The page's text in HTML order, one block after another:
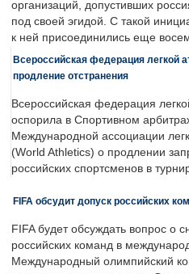
организаций, допустивших
под своей эгидой. С такой
к ней присоединились еще
Всероссийская федерация легкой
продление отстранения
Всероссийская федерация
оспорила в Спортивном
Международной ассоциации
(World Athletics) о продлении
российских спортсменов в
FIFA обсудит допуск российских
FIFA будет обсуждать вопрос о
российских команд в
Международный олимпийский